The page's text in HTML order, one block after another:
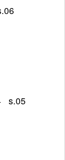
s.05